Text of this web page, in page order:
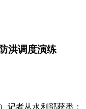
洪调度演练
者从水利部获悉：